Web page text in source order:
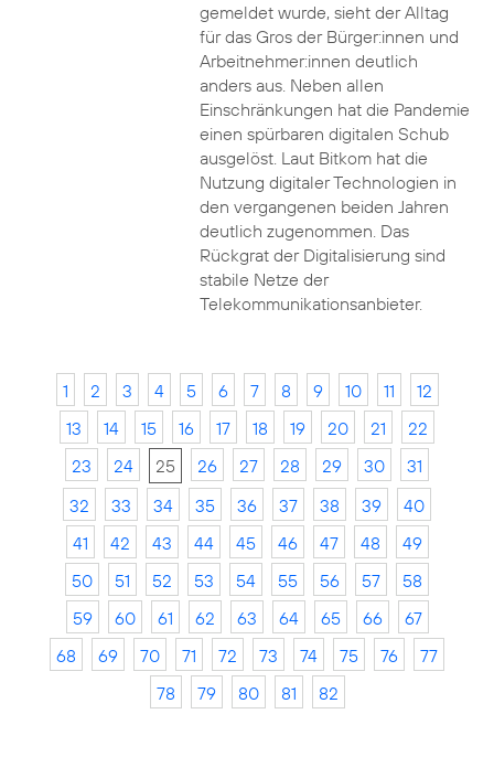
gemeldet wurde, sieht der Alltag
für das Gros der Bürger:innen und
Arbeitnehmer:innen deutlich
anders aus. Neben allen
Einschränkungen hat die Pandemie
einen spürbaren digitalen Schub
ausgelöst. Laut Bitkom hat die
Nutzung digitaler Technologien in
den vergangenen beiden Jahren
deutlich zugenommen. Das
Rückgrat der Digitalisierung sind
stabile Netze der
Telekommunikationsanbieter.
1 2 3 4 5 6 7 8 9 10 11
12
13
14 15 16 17 18 19 20 21
22
23
24 25 26 27 28 29 30
31
32
33 34 35 36 37 38 39
40
41
42 43 44 45 46 47 48
49
50
51 52 53 54 55 56 57
58
59
60 61 62 63 64 65 66
67
68
69 70 71 72 73 74 75 76
77
78
79 80 81 82